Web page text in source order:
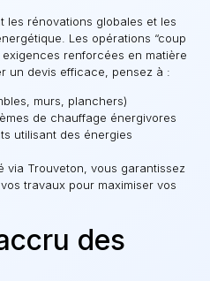
les rénovations globales et les
Les opérations “coup
renforcées en matière
un devis efficace, pensez à :
murs, planchers)
de chauffage énergivores
utilisant des énergies
via Trouveton, vous garantissez
travaux pour maximiser vos
des